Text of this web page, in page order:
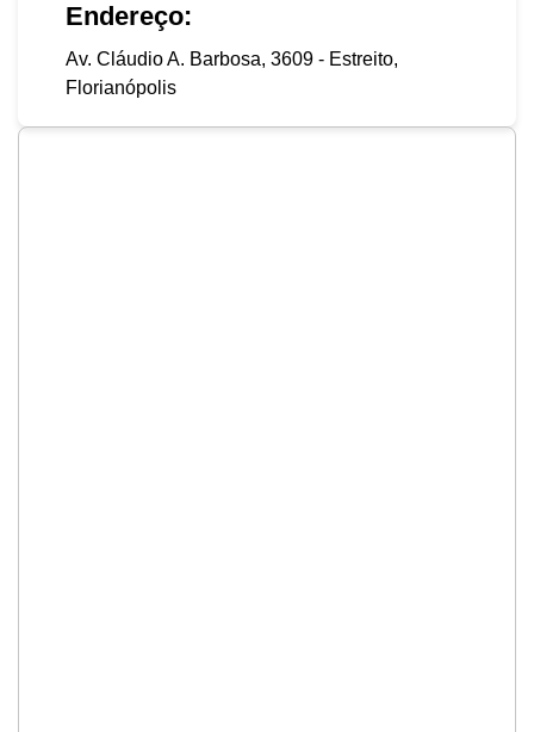
Endereço:
Av. Cláudio A. Barbosa, 3609 - Estreito,
Florianópolis